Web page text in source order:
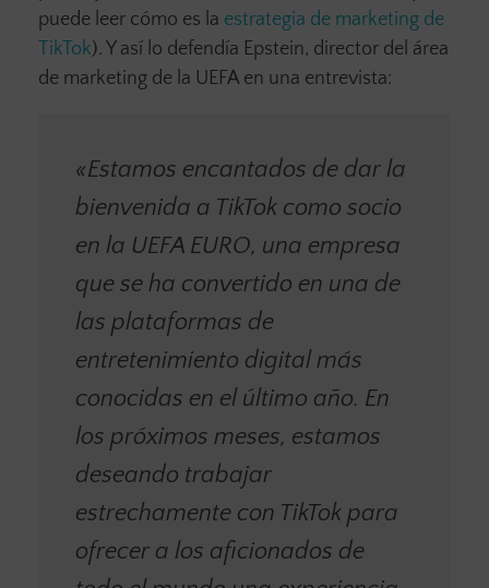
puede leer cómo es la estrategia de marketing de
TikTok). Y así lo defendía Epstein, director del área
de marketing de la UEFA en una entrevista:
«Estamos encantados de dar la
bienvenida a TikTok como socio
en la UEFA EURO, una empresa
que se ha convertido en una de
las plataformas de
entretenimiento digital más
conocidas en el último año. En
los próximos meses, estamos
deseando trabajar
estrechamente con TikTok para
ofrecer a los aficionados de